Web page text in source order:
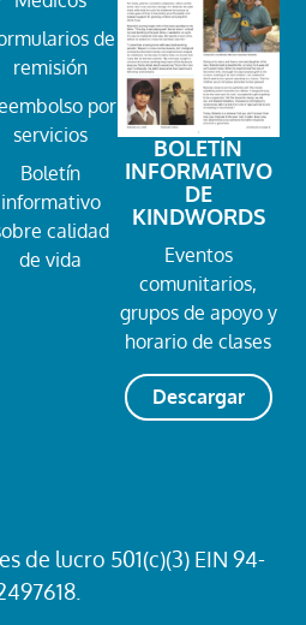
de
remisión
por
servicios
Boletín
informativo
calidad
de vida
BOLETÍN
INFORMATIVO
DE
KINDWORDS
Eventos
comunitarios,
grupos de apoyo y
horario de clases
Descargar
de lucro 501(c)(3) EIN 94-